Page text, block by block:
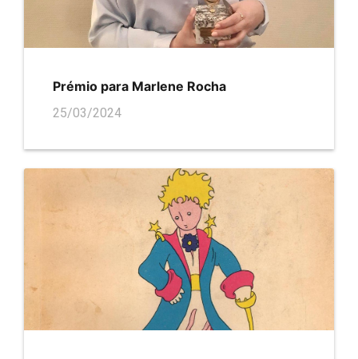
Prémio para Marlene Rocha
25/03/2024